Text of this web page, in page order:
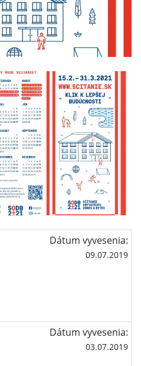
Dátum vyvesenia:
09.07.2019
Dátum vyvesenia:
03.07.2019